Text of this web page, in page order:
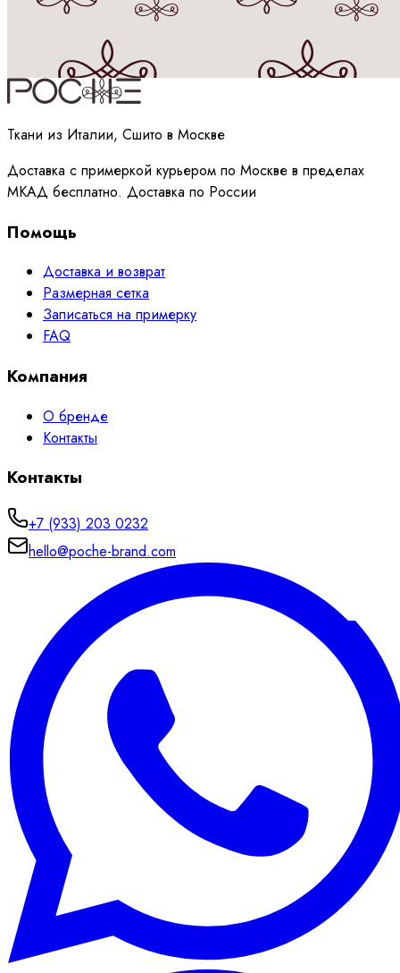
Принимаюполитикуобработки данных
Ткани из Италии, Сшито в Москве
Доставка с примеркой курьером по Москве в пределах
МКАД бесплатно. Доставка по России
Помощь
Доставка и возврат
Размерная сетка
Записаться на примерку
FAQ
Компания
О бренде
Контакты
Контакты
+7 (933) 203 0232
hello@poche-brand.com